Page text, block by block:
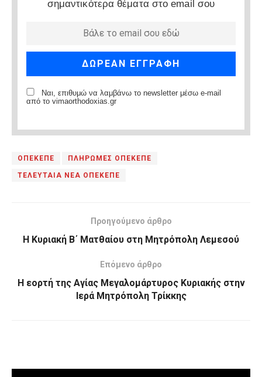
σημαντικότερα θέματα στο email σου
Ναι, επιθυμώ να λαμβάνω το newsletter μέσω e-mail
από το vimaorthodoxias.gr
ΟΠΕΚΕΠΕ ΠΛΗΡΩΜΕΣ ΟΠΕΚΕΠΕ
ΤΕΛΕΥΤΑΙΑ ΝΕΑ ΟΠΕΚΕΠΕ
Προηγούμενο άρθρο
Η Κυριακή Β΄ Ματθαίου στη Μητρόπολη Λεμεσού
Επόμενο άρθρο
Η εορτή της Αγίας Μεγαλομάρτυρος Κυριακής στην
Ιερά Μητρόπολη Τρίκκης